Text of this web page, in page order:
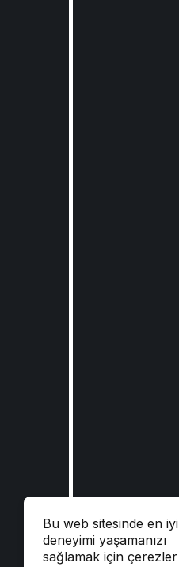
Bu web sitesinde en iyi
deneyimi yaşamanızı
sağlamak için çerezler